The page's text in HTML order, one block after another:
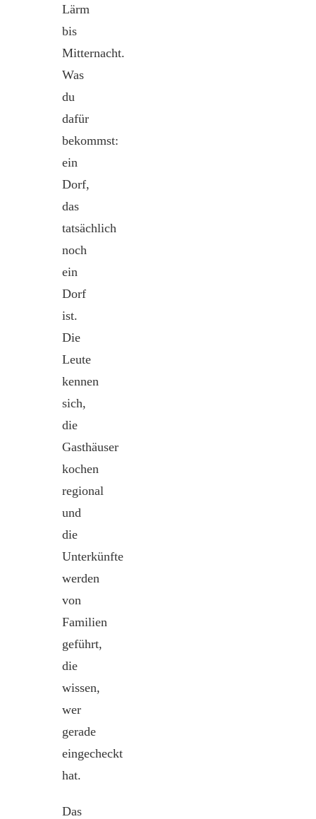
Lärm
bis
Mitternacht.
Was
du
dafür
bekommst:
ein
Dorf,
das
tatsächlich
noch
ein
Dorf
ist.
Die
Leute
kennen
sich,
die
Gasthäuser
kochen
regional
und
die
Unterkünfte
werden
von
Familien
geführt,
die
wissen,
wer
gerade
eingecheckt
hat.
Das